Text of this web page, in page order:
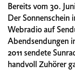
Bereits vom 30.
Der Sonnenschein
Webradio auf
Abendsendungen
2011 sendete
handvoll Zuhörer